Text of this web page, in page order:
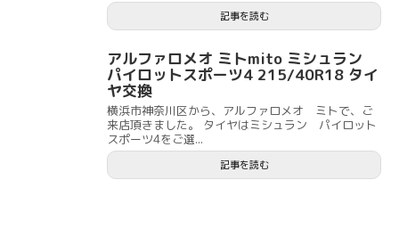
記事を読む
アルファロメオ ミトmito ミシュラン
パイロットスポーツ4 215/40R18 タイ
ヤ交換
横浜市神奈川区から、アルファロメオ ミトで、ご
来店頂きました。 タイヤはミシュラン パイロット
スポーツ4をご選...
記事を読む